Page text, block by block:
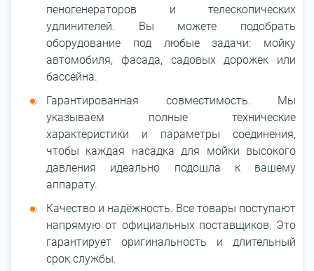
пеногенераторов и телескопических
удлинителей. Вы можете подобрать
оборудование под любые задачи: мойку
автомобиля, фасада, садовых дорожек или
бассейна.
Гарантированная совместимость. Мы
указываем полные технические
характеристики и параметры соединения,
чтобы каждая насадка для мойки высокого
давления идеально подошла к вашему
аппарату.
Качество и надёжность. Все товары поступают
напрямую от официальных поставщиков. Это
гарантирует оригинальность и длительный
срок службы.